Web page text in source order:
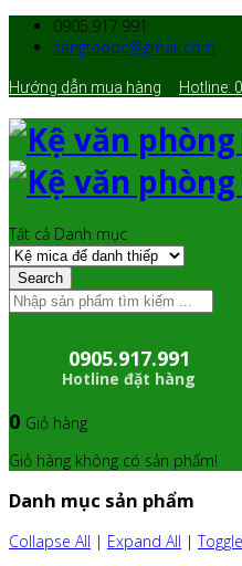
0905.917.991
sangtaoqc@gmail.com
Hướng dẫn mua hàng Hotline:
Tất cả Danh mục
Search
0905.917.991
Hotline đặt hàng
0 Giỏ hàng
Giỏ hàng không có sản phẩm!
Danh mục sản phẩm
Collapse All | Expand All |